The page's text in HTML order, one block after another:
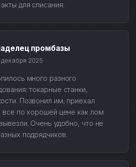
для списания.
промбазы
декабря 2025
много разного
токарные станки,
Позвонил им, приехал
все по хорошей цене как лом.
Очень удобно, что не
подрядчиков.